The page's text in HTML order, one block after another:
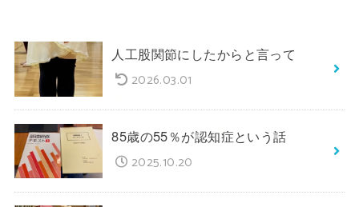
人工股関節にしたからと言って
2026.03.01
85歳の55％が認知症という話
2025.10.20